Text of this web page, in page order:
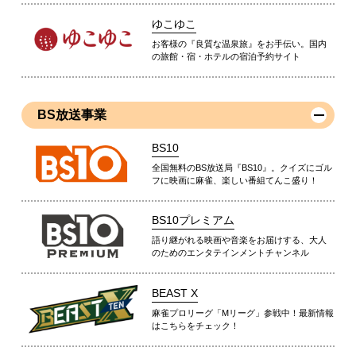
ゆこゆこ
お客様の『良質な温泉旅』をお手伝い。国内
の旅館・宿・ホテルの宿泊予約サイト
BS放送事業
BS10
全国無料のBS放送局『BS10』。クイズにゴル
フに映画に麻雀、楽しい番組てんこ盛り！
BS10プレミアム
語り継がれる映画や音楽をお届けする、大人
のためのエンタテインメントチャンネル
BEAST X
麻雀プロリーグ「Mリーグ」参戦中！最新情報
はこちらをチェック！